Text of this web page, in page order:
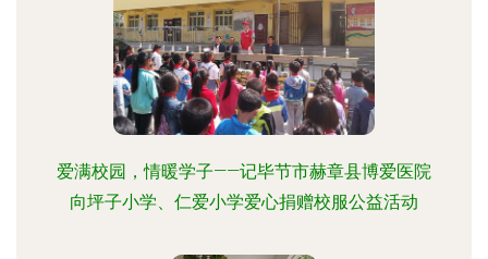
爱满校园，情暖学子——记毕节市赫章县博爱医院
向坪子小学、仁爱小学爱心捐赠校服公益活动